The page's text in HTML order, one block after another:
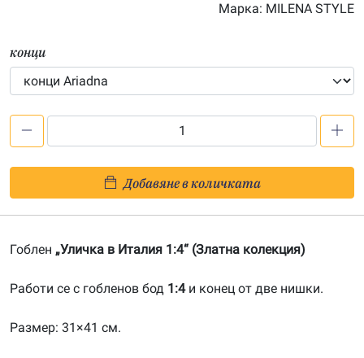
Марка: MILENA STYLE
конци
в
Италия
202400146
Добавяне в количката
Гоблен „Уличка в Италия 1:4“ (Златна колекция)
Работи се с гобленов бод 1:4и конец от две нишки.
Размер: 31×41 см.